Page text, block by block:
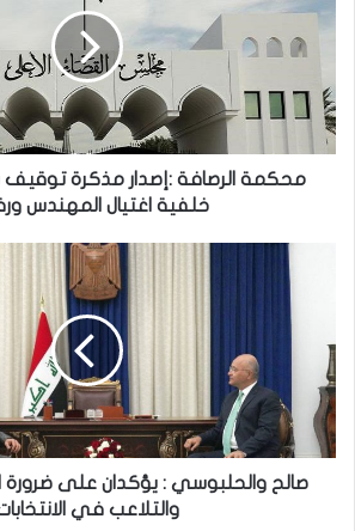
توقيف
ترامب
على
خلفية
اغتيالمحكمة الرصافة :إصدار مذكرة
خلفية اغتيال المهندس
والحلبوسي
يؤكدان
على
ضرورة
الإبتعاد
عن
التزوير
والتلاعب
صالح والحلبوسي : يؤكدان على ضرورة
والتلاعب في